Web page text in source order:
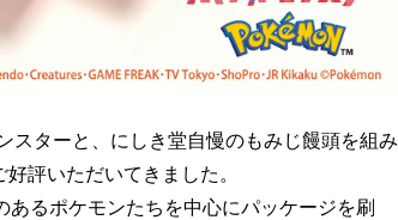
スターと、にしき堂自慢のもみじ饅頭を組み
評いただいてきました。
るポケモンたちを中心にパッケージを刷